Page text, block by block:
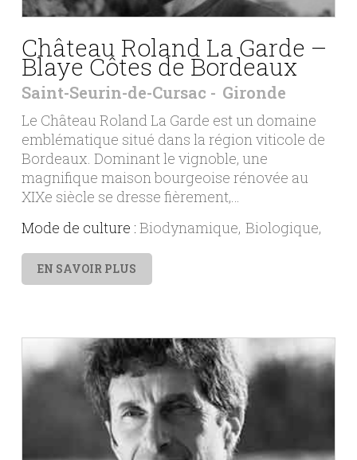
Château Roland La Garde –
Blaye Côtes de Bordeaux
Saint-Seurin-de-Cursac Gironde
Le Château Roland La Garde est un domaine
emblématique situé dans la région viticole de
Bordeaux. Dominant le vignoble, une
magnifique maison bourgeoise rénovée au
XIXe siècle se dresse fièrement,…
Mode de culture : Biodynamique Biologique
EN SAVOIR PLUS